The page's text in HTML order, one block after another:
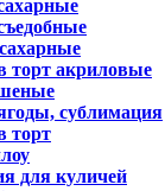
торт акриловые
сублимация
торт
для куличей